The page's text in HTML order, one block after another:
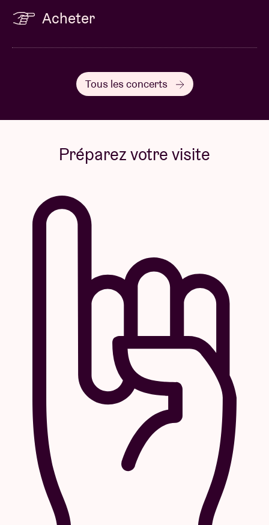
Acheter
Tous les concerts
Préparez votre visite